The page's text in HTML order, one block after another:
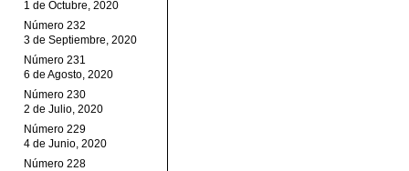
1 de Octubre, 2020
Número 232
3 de Septiembre, 2020
Número 231
6 de Agosto, 2020
Número 230
2 de Julio, 2020
Número 229
4 de Junio, 2020
Número 228